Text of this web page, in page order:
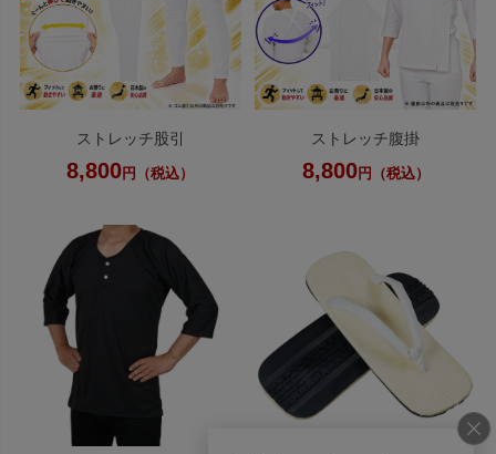
ストレッチ股引
8,800円（税込）
ストレッチ腹掛
8,800円（税込）